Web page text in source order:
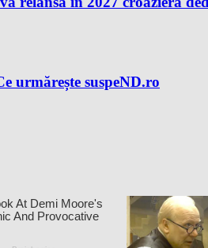
urmărește suspeND.ro